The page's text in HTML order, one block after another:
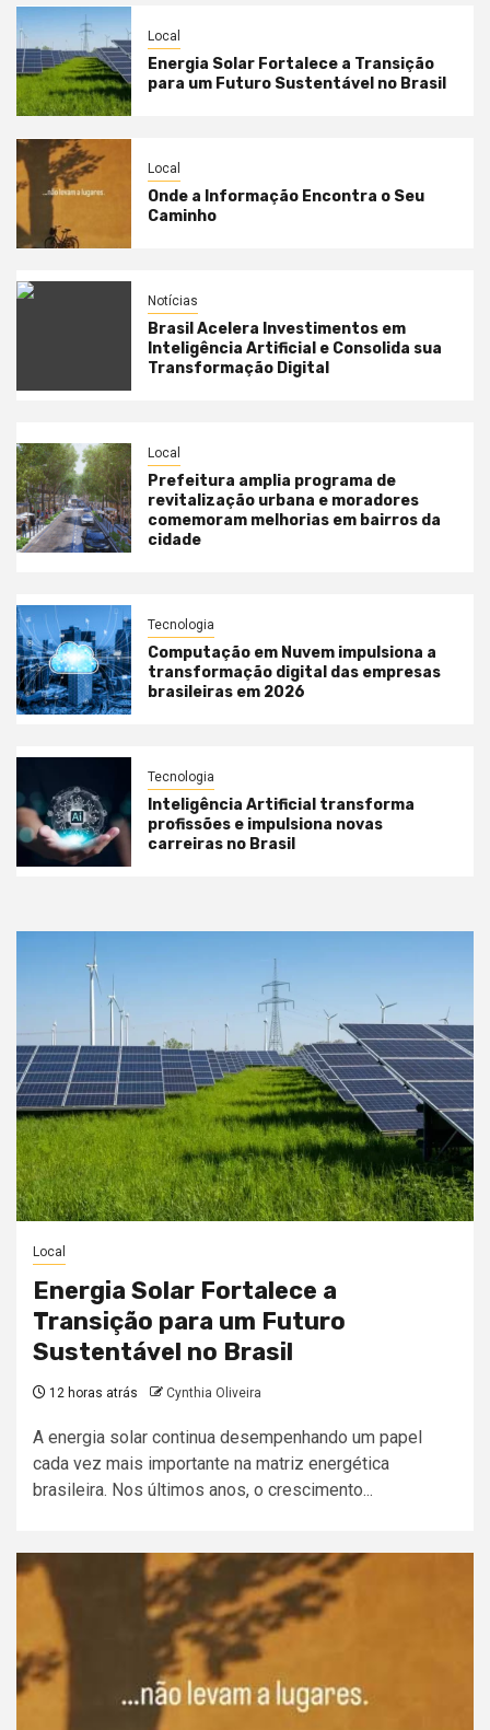
Local
Energia Solar Fortalece a Transição
para um Futuro Sustentável no Brasil
Local
Onde a Informação Encontra o Seu
Caminho
Notícias
Brasil Acelera Investimentos em
Inteligência Artificial e Consolida sua
Transformação Digital
Local
Prefeitura amplia programa de
revitalização urbana e moradores
comemoram melhorias em bairros da
cidade
Tecnologia
Computação em Nuvem impulsiona a
transformação digital das empresas
brasileiras em 2026
Tecnologia
Inteligência Artificial transforma
profissões e impulsiona novas
carreiras no Brasil
Local
Energia Solar Fortalece a
Transição para um Futuro
Sustentável no Brasil
12 horas atrás Cynthia Oliveira
A energia solar continua desempenhando um papel
cada vez mais importante na matriz energética
brasileira. Nos últimos anos, o crescimento...